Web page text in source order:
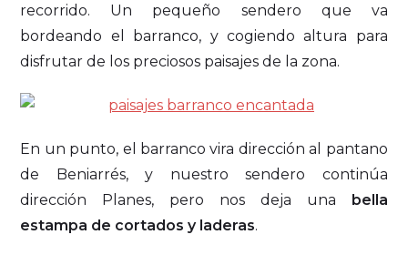
recorrido. Un pequeño sendero que va
bordeando el barranco, y cogiendo altura para
disfrutar de los preciosos paisajes de la zona.
En un punto, el barranco vira dirección al pantano
de Beniarrés, y nuestro sendero continúa
dirección Planes, pero nos deja una bella
estampa de cortados y laderas.